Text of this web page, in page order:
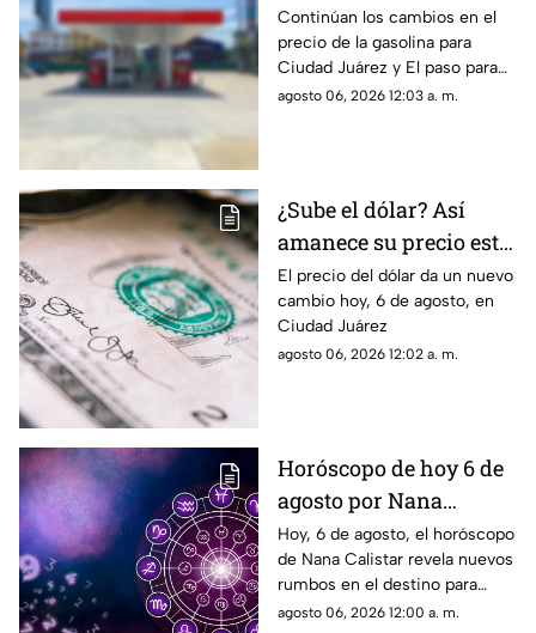
gasolina para Ciudad
Juárez y El Paso
Continúan los cambios en el
precio de la gasolina para
Ciudad Juárez y El paso para
hoy, 6 de agosto
agosto 06, 2026 12:03 a. m.
¿Sube el dólar? Así
amanece su precio este
jueves en Ciudad
Juárez
El precio del dólar da un nuevo
cambio hoy, 6 de agosto, en
Ciudad Juárez
agosto 06, 2026 12:02 a. m.
Horóscopo de hoy 6 de
agosto por Nana
Calistar: Estos signos
deben cuidar su SALUD
Hoy, 6 de agosto, el horóscopo
de Nana Calistar revela nuevos
rumbos en el destino para
estos signos
agosto 06, 2026 12:00 a. m.